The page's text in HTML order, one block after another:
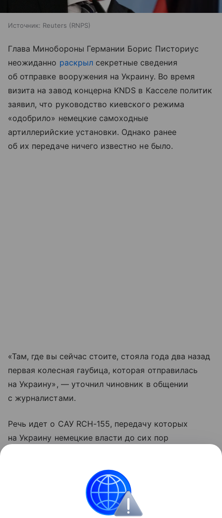
Источник: Reuters (RNPS)
Глава Минобороны Германии Борис Писториус
неожиданно раскрылсекретные сведения
об отправке вооружения на Украину. Во время
визита на завод концерна KNDS в Касселе политик
заявил, что руководство киевского режима
«одобрило» немецкие самоходные
артиллерийские установки. Однако ранее
об их передаче ничего известно не было.
«Там, где вы сейчас стоите, стояла года два назад
первая колесная гаубица, которая отправилась
на Украину», — уточнил чиновник в общении
с журналистами.
Речь идет о САУ RCH-155, передачу которых
на Украину немецкие власти до сих пор
военные обучались в ФРГ обращению с ними.
Германия Украина